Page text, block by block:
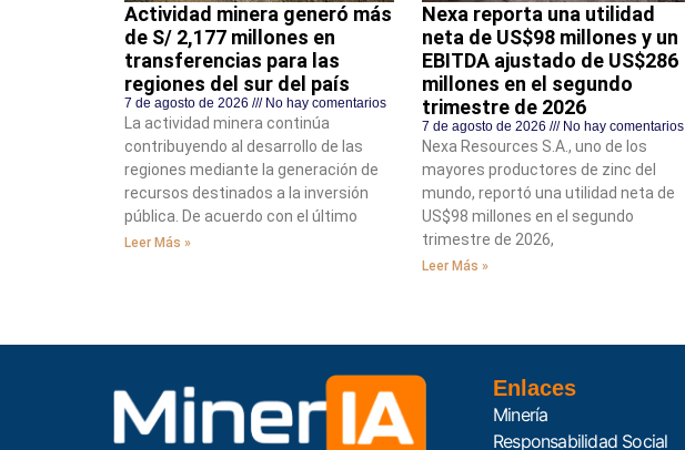
Actividad minera generó más
de S/ 2,177 millones en
transferencias para las
regiones del sur del país
7 de agosto de 2026 No hay comentarios
La actividad minera continúa
contribuyendo al desarrollo de las
regiones mediante la generación de
recursos destinados a la inversión
pública. De acuerdo con el último
Leer Más »
Nexa reporta una utilidad
neta de US$98 millones y un
EBITDA ajustado de US$286
millones en el segundo
trimestre de 2026
7 de agosto de 2026 No hay comentarios
Nexa Resources S.A., uno de los
mayores productores de zinc del
mundo, reportó una utilidad neta de
US$98 millones en el segundo
trimestre de 2026,
Leer Más »
Enlaces
Minería
Responsabilidad Social